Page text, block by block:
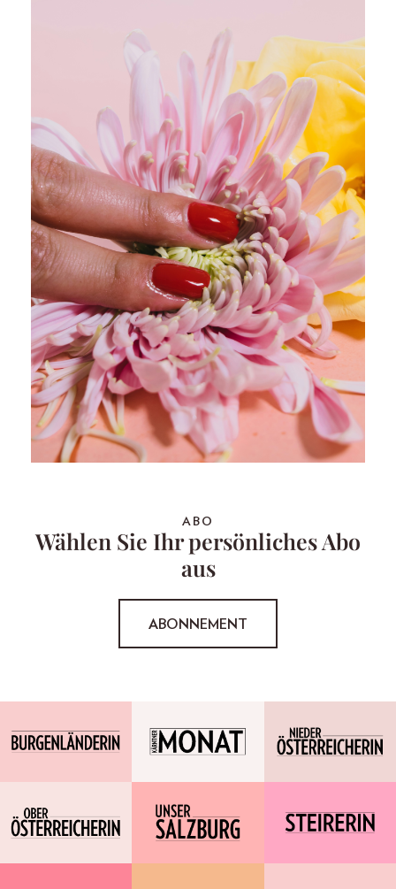
ABO
Wählen Sie Ihr persönliches Abo
aus
ABONNEMENT